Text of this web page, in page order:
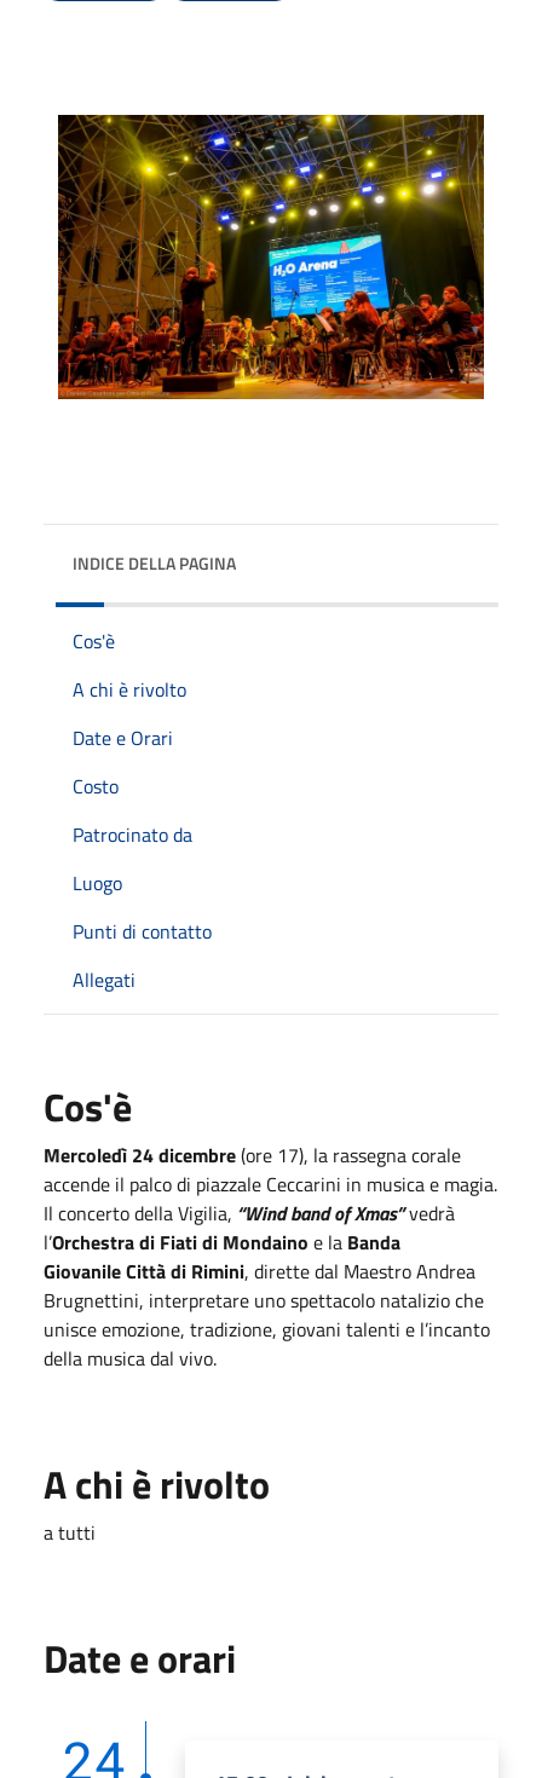
INDICE DELLA PAGINA
Cos'è
A chi è rivolto
Date e Orari
Costo
Patrocinato da
Luogo
Punti di contatto
Allegati
Cos'è
Mercoledì 24 dicembre(ore 17), la rassegna corale
accende il palco di piazzale Ceccarini in musica e magia.
Il concerto della Vigilia, “Wind band of Xmas”vedrà
l’Orchestra di Fiati di Mondaino e la Banda
GiovanileCittà di Rimini, dirette dal Maestro Andrea
Brugnettini, interpretare uno spettacolo natalizio che
unisce emozione, tradizione, giovani talenti e l’incanto
della musica dal vivo.
A chi è rivolto
a tutti
Date e orari
24